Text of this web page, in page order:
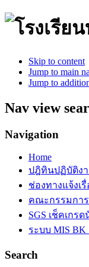
Skip to content
Jump to main
Jump to
Nav view
Navigation
Home
ปฎิทินปฏิบัติงา
ช่องทางแจ้งเ
คณะกรรมกา
SGS เช็คเกร
ระบบ MIS BK
Search